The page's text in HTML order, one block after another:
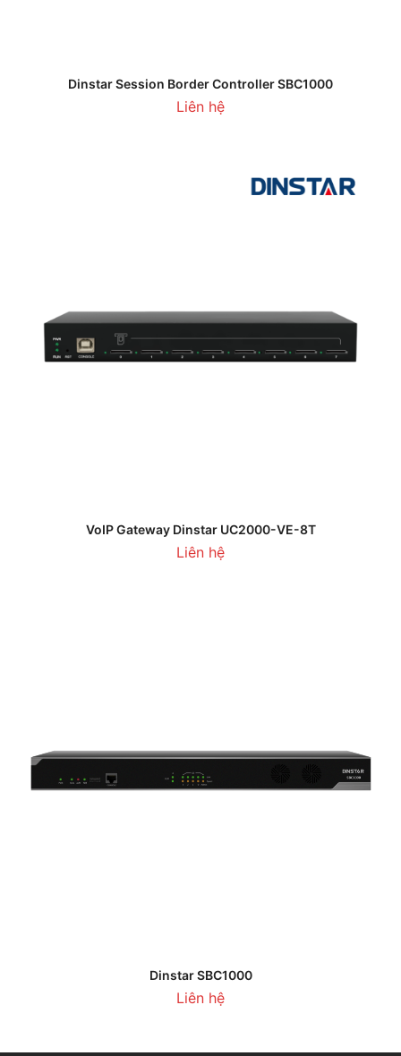
Dinstar Session Border Controller SBC1000
Liên hệ
VoIP Gateway Dinstar UC2000-VE-8T
Liên hệ
Dinstar SBC1000
Liên hệ